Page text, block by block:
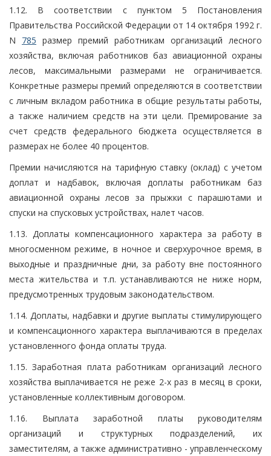
1.12. В соответствии с пунктом 5 Постановления
Правительства Российской Федерации от 14 октября 1992 г.
N 785 размер премий работникам организаций лесного
хозяйства, включая работников баз авиационной охраны
лесов, максимальными размерами не ограничивается.
Конкретные размеры премий определяются в соответствии
с личным вкладом работника в общие результаты работы,
а также наличием средств на эти цели. Премирование за
счет средств федерального бюджета осуществляется в
размерах не более 40 процентов.
Премии начисляются на тарифную ставку (оклад) с учетом
доплат и надбавок, включая доплаты работникам баз
авиационной охраны лесов за прыжки с парашютами и
спуски на спусковых устройствах, налет часов.
1.13. Доплаты компенсационного характера за работу в
многосменном режиме, в ночное и сверхурочное время, в
выходные и праздничные дни, за работу вне постоянного
места жительства и т.п. устанавливаются не ниже норм,
предусмотренных трудовым законодательством.
1.14. Доплаты, надбавки и другие выплаты стимулирующего
и компенсационного характера выплачиваются в пределах
установленного фонда оплаты труда.
1.15. Заработная плата работникам организаций лесного
хозяйства выплачивается не реже 2-х раз в месяц в сроки,
установленные коллективным договором.
1.16. Выплата заработной платы руководителям
организаций и структурных подразделений, их
заместителям, а также административно - управленческому